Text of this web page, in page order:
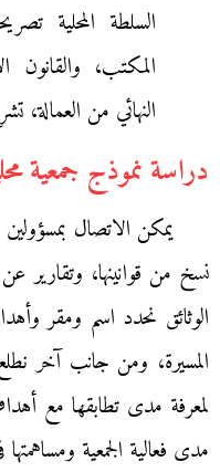
السلطة المحلية
المكتب، والقانون
النهائي من العمالة،
دراسة نموذج جمعية
يمكن الاتصال
نسخ من قوانينها، وتقارير
الوثائق نحدد اسم ومقر
المسيرة، ومن جانب آخر
لمعرفة مدى تطابقها مع
مدى فعالية الجمعية